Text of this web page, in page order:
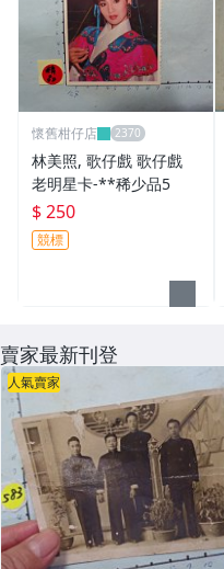
懷舊柑仔店
林美照, 歌仔戲 歌仔戲
老明星卡-**稀少品5
$ 250
競標
賣家最新刊登
人氣賣家